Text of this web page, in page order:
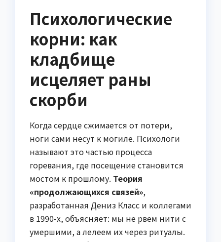
Психологические
корни: как
кладбище
исцеляет раны
скорби
Когда сердце сжимается от потери,
ноги сами несут к могиле. Психологи
называют это частью процесса
горевания, где посещение становится
мостом к прошлому. Теория
«продолжающихся связей»,
разработанная Дениз Класс и коллегами
в 1990-х, объясняет: мы не рвем нити с
умершими, а лелеем их через ритуалы.